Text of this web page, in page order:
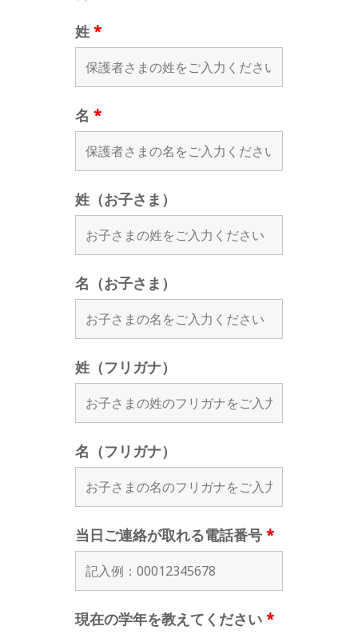
姓 *
名 *
姓（お子さま）
名（お子さま）
姓（フリガナ）
名（フリガナ）
当日ご連絡が取れる電話番号 *
現在の学年を教えてください *